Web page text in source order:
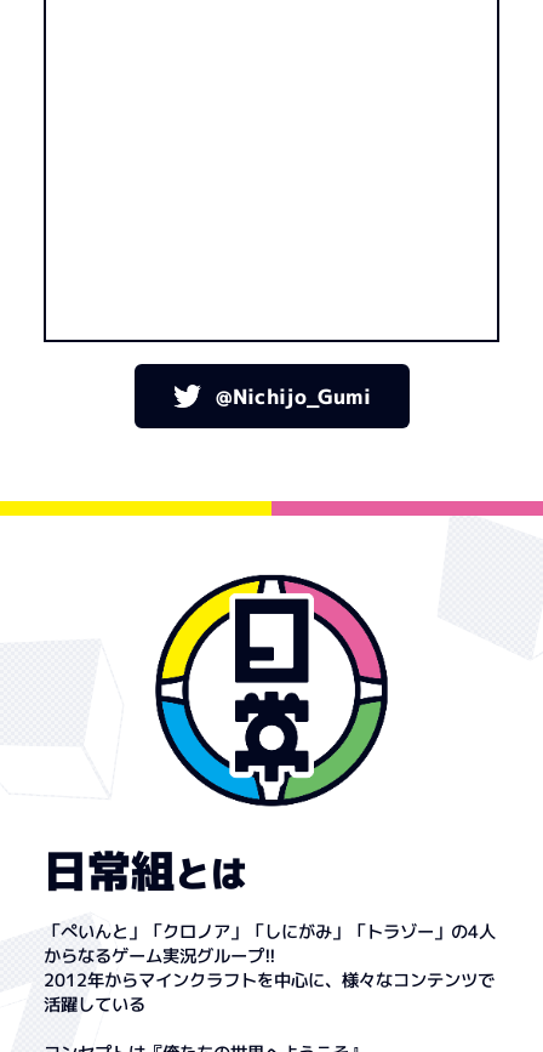
@Nichijo_Gumi
日常組とは
「ぺいんと」「クロノア」「しにがみ」「トラゾー」の4人
からなるゲーム実況グループ!!
2012年からマインクラフトを中心に、様々なコンテンツで
活躍している